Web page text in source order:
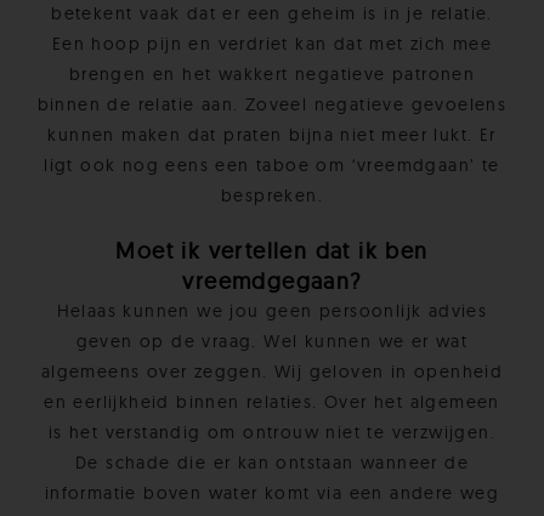
betekent vaak dat er een geheim is in je relatie.
Een hoop pijn en verdriet kan dat met zich mee
brengen en het wakkert negatieve patronen
binnen de relatie aan. Zoveel negatieve gevoelens
kunnen maken dat praten bijna niet meer lukt. Er
ligt ook nog eens een taboe om ‘vreemdgaan’ te
bespreken.
Moet ik vertellen dat ik ben
vreemdgegaan?
Helaas kunnen we jou geen persoonlijk advies
geven op de vraag. Wel kunnen we er wat
algemeens over zeggen. Wij geloven in openheid
en eerlijkheid binnen relaties. Over het algemeen
is het verstandig om ontrouw niet te verzwijgen.
De schade die er kan ontstaan wanneer de
informatie boven water komt via een andere weg